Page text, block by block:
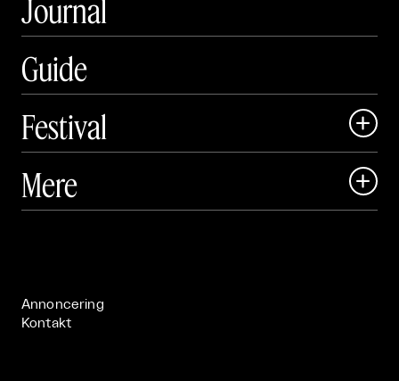
Journal
Guide
Festival

 Art Matter Festival
Mere 
Annoncering
Kontakt